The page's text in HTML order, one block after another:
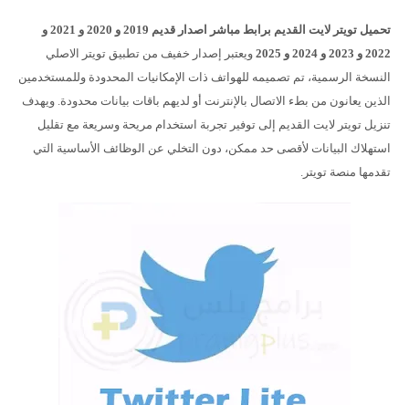
تحميل تويتر لايت القديم برابط مباشر اصدار قديم 2019 و 2020 و 2021 و
2022 و 2023 و 2024 و 2025
ويعتبر إصدار خفيف من تطبيق تويتر الاصلي
النسخة الرسمية، تم تصميمه للهواتف ذات الإمكانيات المحدودة وللمستخدمين
الذين يعانون من بطء الاتصال بالإنترنت أو لديهم باقات بيانات محدودة. ويهدف
تنزيل تويتر لايت القديم إلى توفير تجربة استخدام مريحة وسريعة مع تقليل
استهلاك البيانات لأقصى حد ممكن، دون التخلي عن الوظائف الأساسية التي
تقدمها منصة تويتر.